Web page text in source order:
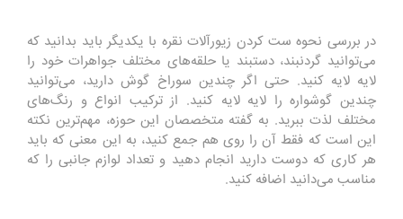
در بررسی نحوه ست کردن زیورآلات نقره با یکدیگر باید بدانید که
می‌توانید گردنبند، دستبند یا حلقه‌های مختلف جواهرات خود را
لایه لایه کنید. حتی اگر چندین سوراخ گوش دارید، می‌توانید
چندین گوشواره را لایه لایه کنید. از ترکیب انواع و رنگ‌های
مختلف لذت ببرید. به گفته متخصصان این حوزه، مهم‌ترین نکته
این است که فقط آن را روی هم جمع کنید، به این معنی که باید
هر کاری که دوست دارید انجام دهید و تعداد لوازم جانبی را که
مناسب می‌دانید اضافه کنید.